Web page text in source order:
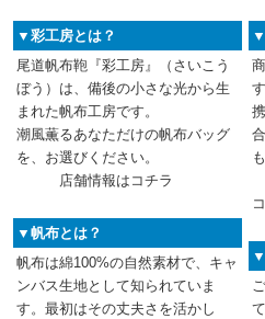
▼彩工房とは？
尾道帆布鞄『彩工房』（さいこう
ぼう）は、備後の小さな光から生
まれた帆布工房です。
潮風薫るあなただけの帆布バッグ
を、お選びください。
店舗情報は コチラ
▼帆布とは？
帆布は綿100%の自然素材で、キャ
ンバス生地として知られていま
す。最初はその丈夫さを活かし
▼
す
▼